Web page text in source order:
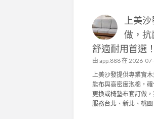
上美
做，抗
舒適耐用首選！
由 app.888在 2026-
上美沙發提供專業實
能布與高密度泡棉，
更換或椅墊布套訂做
服務台北、新北、桃